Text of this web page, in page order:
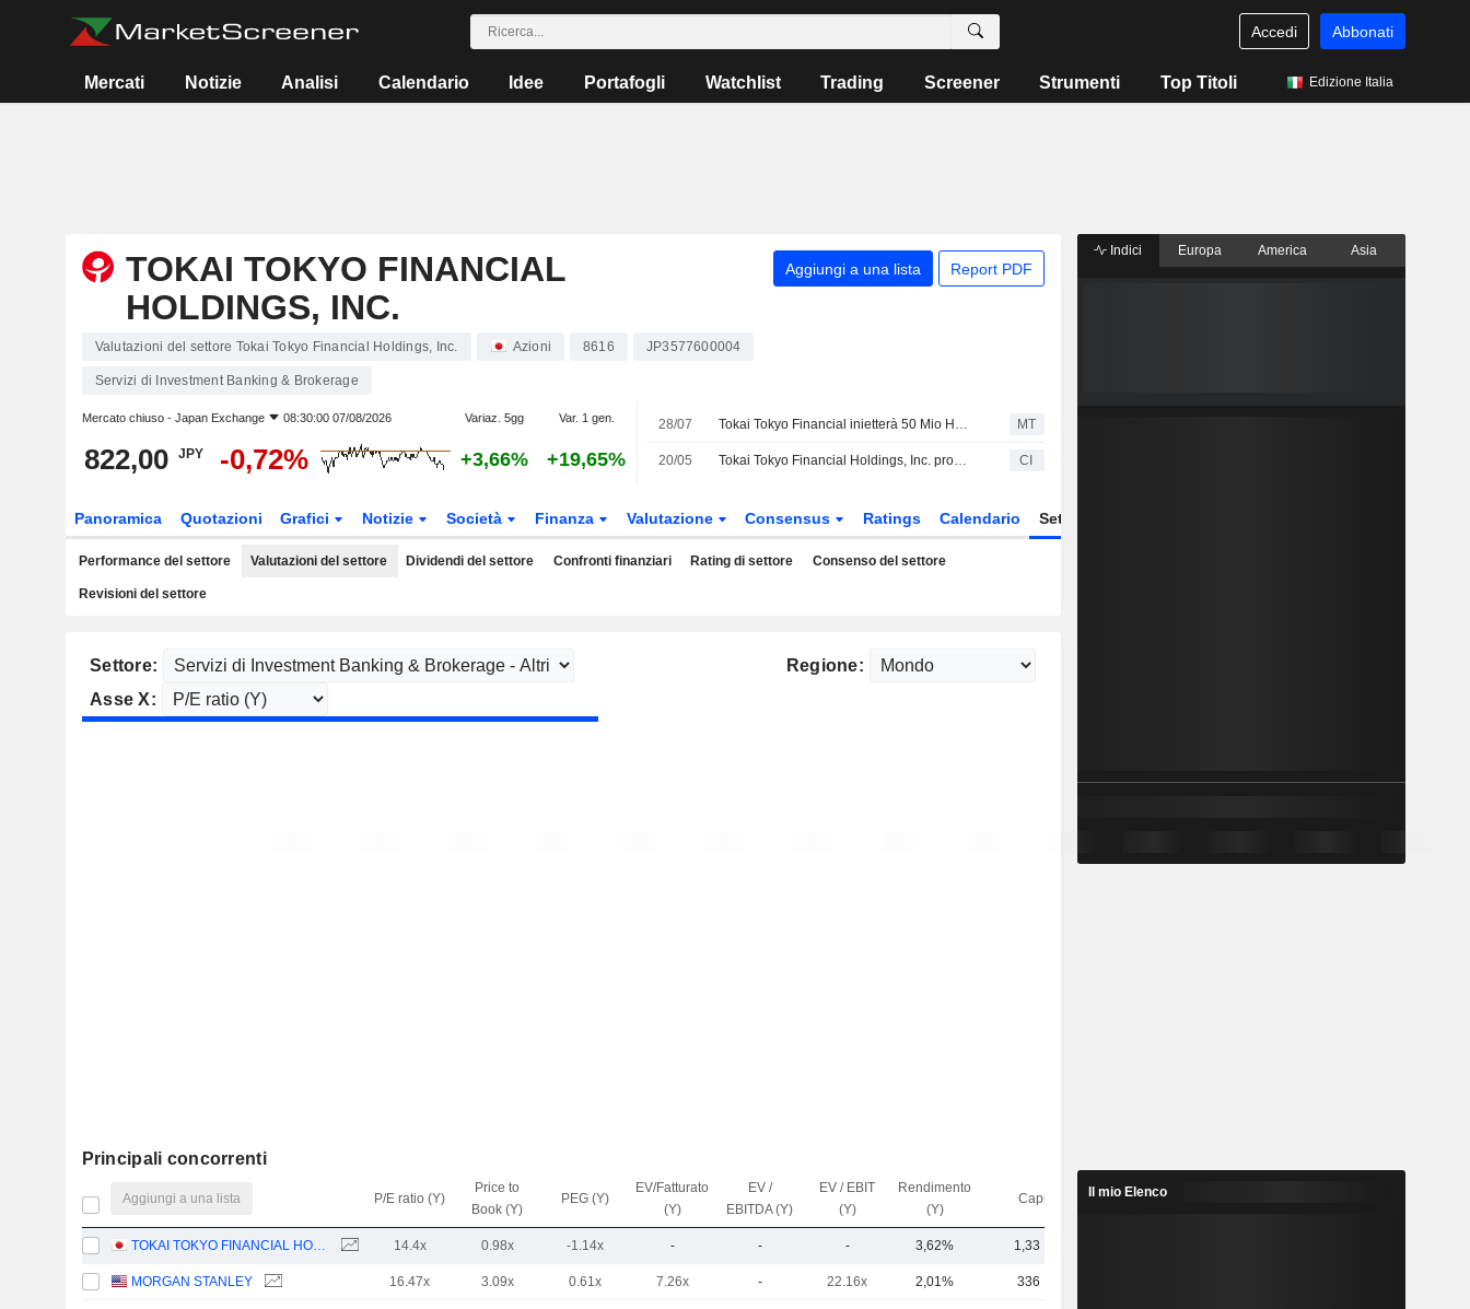
Accedi Abbonati
Mercati Notizie Analisi Calendario Idee Portafogli Watchlist Trading Screener Strumenti Top Titoli Edizione Italia
TOKAI TOKYO FINANCIAL
HOLDINGS, INC.
Aggiungi a una lista Report PDF
Valutazioni del settore Tokai Tokyo Financial Holdings, Inc. Azioni 8616 JP3577600004
Servizi di Investment Banking & Brokerage
Mercato chiuso - Japan Exchange 08:30:00 07/08/2026 Variaz. 5gg Var. 1 gen.
822,00 JPY -0,72% +3,66% +19,65%
28/07 Tokai Tokyo Financial inietterà 50 Mio HKD nella controllata di Hong Kong MT
20/05 Tokai Tokyo Financial Holdings, Inc. propone un dividendo finale per l'esercizio chiuso al 31 marzo 2026, in pagamento il 26 giugno 2026 CI
Panoramica Quotazioni Grafici Notizie Società Finanza Valutazione Consensus Ratings Calendario Settore
Performance del settore Valutazioni del settore Dividendi del settore Confronti finanziari Rating di settore Consenso del settore
Revisioni del settore
Settore:
Regione:
Asse X:
Principali concorrenti
Aggiungi a una lista P/E ratio (Y)
Price to
Book (Y)
PEG (Y)
EV/Fatturato
(Y)
EV /
EBITDA (Y)
EV / EBIT
(Y)
Rendimento
(Y)
Capi.($)
TOKAI TOKYO FINANCIAL HOLDINGS, INC. 14.4x 0.98x -1.14x - - - 3,62% 1,33 Mrd
MORGAN STANLEY 16.47x 3.09x 0.61x 7.26x - 22.16x 2,01% 336 Mrd
Indici Europa America Asia
Il mio Elenco